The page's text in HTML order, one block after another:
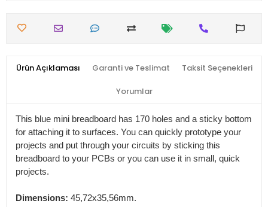
Ürün Açıklaması Garanti ve Teslimat Taksit Seçenekleri
Yorumlar
This blue mini breadboard has 170 holes and a sticky bottom
for attaching it to surfaces. You can quickly prototype your
projects and put through your circuits by sticking this
breadboard to your PCBs or you can use it in small, quick
projects.
Dimensions: 45,72x35,56mm.